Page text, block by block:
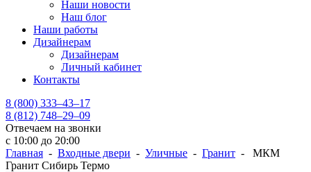
Наши новости
Наш блог
Наши работы
Дизайнерам
Дизайнерам
Личный кабинет
Контакты
8 (800) 333–43–17
8 (812) 748–29–09
Отвечаем на звонки
с 10:00 до 20:00
Главная - Входные двери - Уличные - Гранит - МКМ
Гранит Сибирь Термо